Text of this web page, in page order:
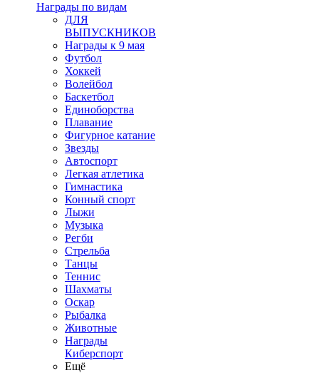
Награды по видам
ДЛЯ
ВЫПУСКНИКОВ
Награды к 9 мая
Футбол
Хоккей
Волейбол
Баскетбол
Единоборства
Плавание
Фигурное катание
Звезды
Автоспорт
Легкая атлетика
Гимнастика
Конный спорт
Лыжи
Музыка
Регби
Стрельба
Танцы
Теннис
Шахматы
Оскар
Рыбалка
Животные
Награды
Киберспорт
Ещё